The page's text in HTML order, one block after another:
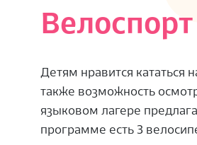
Детям нравится кататься
также возможность
языковом лагере
программе есть 3